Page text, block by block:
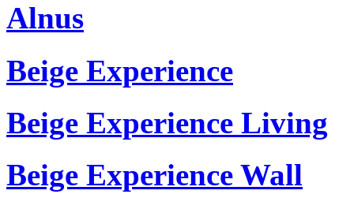
Alnus
Beige Experience
Beige Experience Living
Beige Experience Wall